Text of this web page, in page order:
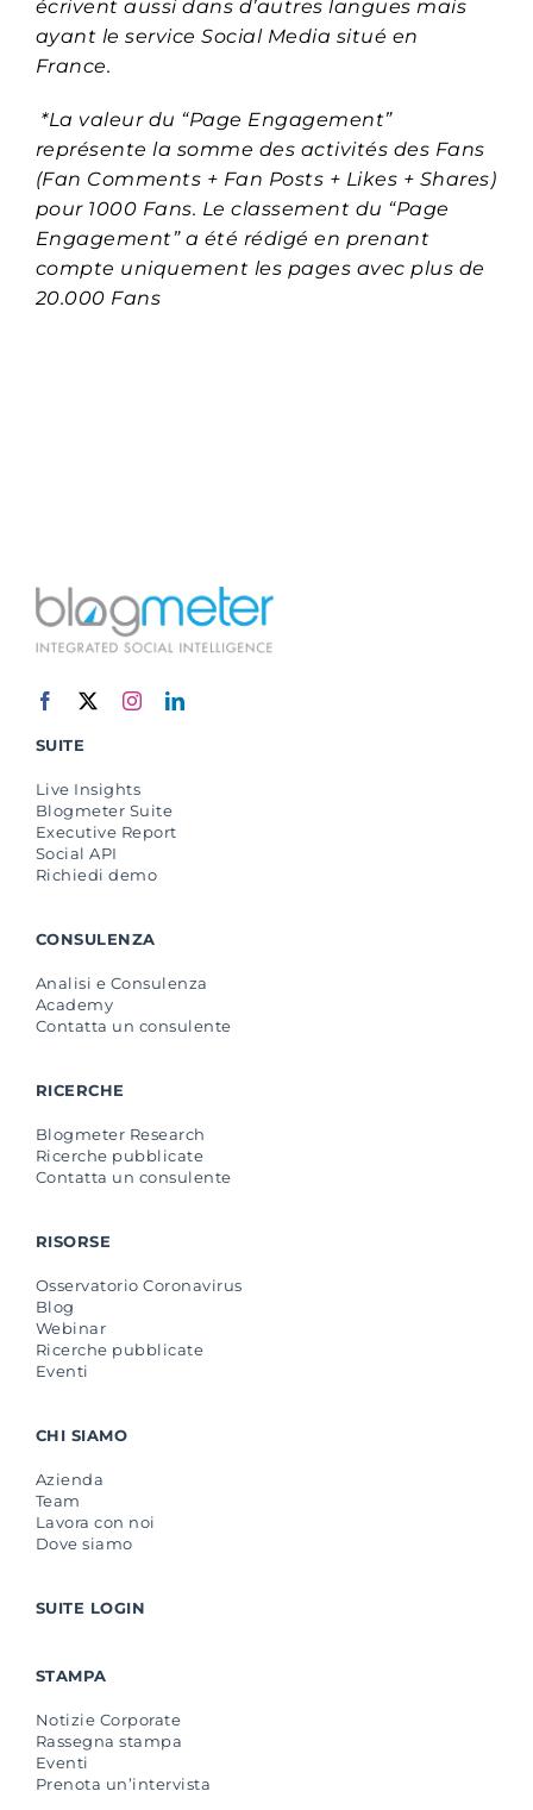
écrivent aussi dans d’autres langues mais
ayant le service Social Media situé en
France.
*La valeur du “Page Engagement”
représente la somme des activités des Fans
(Fan Comments + Fan Posts + Likes + Shares)
pour 1000 Fans. Le classement du “Page
Engagement” a été rédigé en prenant
compte uniquement les pages avec plus de
20.000 Fans
SUITE
Live Insights
Blogmeter Suite
Executive Report
Social API
Richiedi demo
CONSULENZA
Analisi e Consulenza
Academy
Contatta un consulente
RICERCHE
Blogmeter Research
Ricerche pubblicate
Contatta un consulente
RISORSE
Osservatorio Coronavirus
Blog
Webinar
Ricerche pubblicate
Eventi
CHI SIAMO
Azienda
Team
Lavora con noi
Dove siamo
SUITE LOGIN
STAMPA
Notizie Corporate
Rassegna stampa
Eventi
Prenota un’intervista